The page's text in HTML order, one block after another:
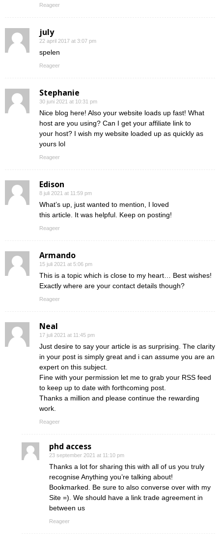
Reageer
july
22 april 2017 at 3:07 pm
spelen
Reageer
Stephanie
30 juni 2021 at 10:31 pm
Nice blog here! Also your website loads up fast! What
host are you using? Can I get your affiliate link to
your host? I wish my website loaded up as quickly as
yours lol
Reageer
Edison
8 juli 2021 at 11:59 pm
What’s up, just wanted to mention, I loved
this article. It was helpful. Keep on posting!
Reageer
Armando
15 juli 2021 at 5:06 pm
This is a topic which is close to my heart… Best wishes!
Exactly where are your contact details though?
Reageer
Neal
17 juli 2021 at 11:45 pm
Just desire to say your article is as surprising. The clarity
in your post is simply great and i can assume you are an
expert on this subject.
Fine with your permission let me to grab your RSS feed
to keep up to date with forthcoming post.
Thanks a million and please continue the rewarding
work.
Reageer
phd access
23 september 2021 at 11:10 pm
Thanks a lot for sharing this with all of us you truly
recognise Anything you’re talking about!
Bookmarked. Be sure to also converse over with my
Site =). We should have a link trade agreement in
between us
Reageer